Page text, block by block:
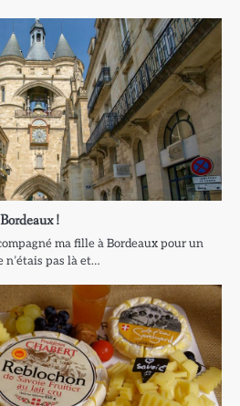
!
ma fille à Bordeaux pour un
pas là et…